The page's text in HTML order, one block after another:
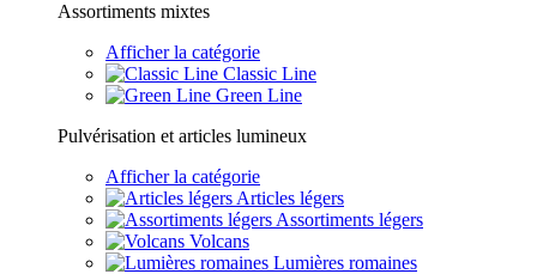
Assortiments mixtes
Afficher la catégorie
Classic Line
Green Line
Pulvérisation et articles lumineux
Afficher la catégorie
Articles légers
Assortiments légers
Volcans
Lumières romaines